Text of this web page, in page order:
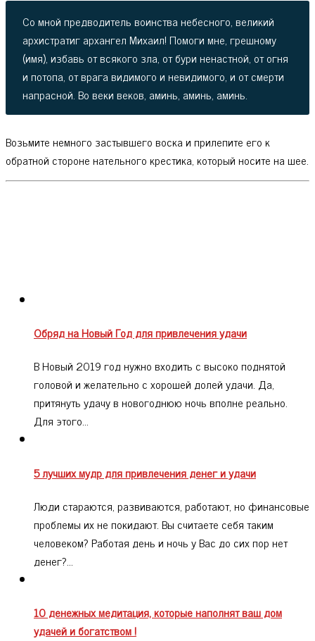
Со мной предводитель воинства небесного, великий
архистратиг архангел Михаил! Помоги мне, грешному
(имя), избавь от всякого зла, от бури ненастной, от огня
и потопа, от врага видимого и невидимого, и от смерти
напрасной. Во веки веков, аминь, аминь, аминь.
Возьмите немного застывшего воска и прилепите его к
обратной стороне нательного крестика, который носите на шее.
Обряд на Новый Год для привлечения удачи
В Новый 2019 год нужно входить с высоко поднятой
головой и желательно с хорошей долей удачи. Да,
притянуть удачу в новогоднюю ночь вполне реально.
Для этого…
5 лучших мудр для привлечения денег и удачи
Люди стараются, развиваются, работают, но финансовые
проблемы их не покидают. Вы считаете себя таким
человеком? Работая день и ночь у Вас до сих пор нет
денег?…
10 денежных медитация, которые наполнят ваш дом
удачей и богатством !